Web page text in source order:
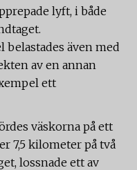
lyft, i både
belastades även med
av en annan
ett
väskorna på ett
7,5 kilometer på två
lossnade ett av